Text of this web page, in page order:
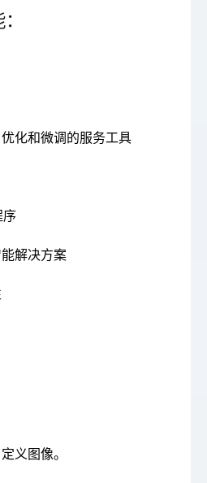
化和微调的服务工具
序
解决方案
义图像。